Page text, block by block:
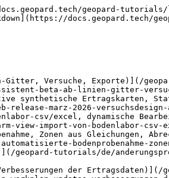
geopard-
docs.geopard.tech/
Versuche, Exporte)](/
beta-ab-linien-gitter-
synthetische Ertragskarten,
marz-2026-
csv/excel, dynamische
view-import-von-bodenlabor-csv-
Zonen aus Gleichungen,
bodenprobenahme-
geopard-tutorials/de/
der